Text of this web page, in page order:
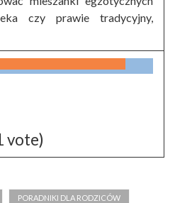
czy prawie tradycyjny,
vote)
PORADNIKI DLA RODZICÓW